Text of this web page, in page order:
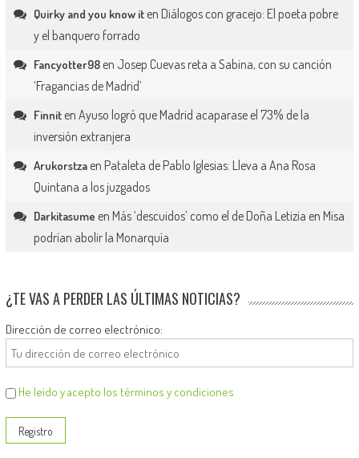
Quirky and you know iten Diálogos con gracejo: El poeta pobre
y el banquero forrado
Fancyotter98en Josep Cuevas reta a Sabina, con su canción
‘Fragancias de Madrid’
Finniten Ayuso logró que Madrid acaparase el 73% de la
inversión extranjera
Arukorstzaen Pataleta de Pablo Iglesias: Lleva a Ana Rosa
Quintana a los juzgados
Darkitasume en Más ‘descuidos’ como el de Doña Letizia en Misa
podrían abolir la Monarquía
¿TE VAS A PERDER LAS ÚLTIMAS NOTICIAS?
Dirección de correo electrónico:
He leído y acepto los términos y condiciones